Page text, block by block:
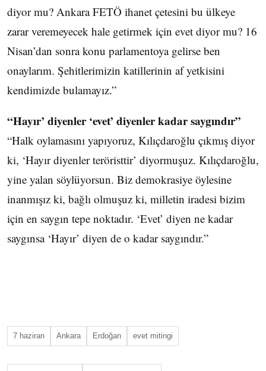
diyor mu? Ankara FETÖ ihanet çetesini bu ülkeye
zarar veremeyecek hale getirmek için evet diyor mu? 16
Nisan’dan sonra konu parlamentoya gelirse ben
onaylarım. Şehitlerimizin katillerinin af yetkisini
kendimizde bulamayız.”
“Hayır’ diyenler ‘evet’ diyenler kadar saygındır”
“Halk oylamasını yapıyoruz, Kılıçdaroğlu çıkmış diyor
ki, ‘Hayır diyenler teröristtir’ diyormuşuz. Kılıçdaroğlu,
yine yalan söylüyorsun. Biz demokrasiye öylesine
inanmışız ki, bağlı olmuşuz ki, milletin iradesi bizim
için en saygın tepe noktadır. ‘Evet’ diyen ne kadar
saygınsa ‘Hayır’ diyen de o kadar saygındır.”
7 haziran Ankara Erdoğan evet mitingi